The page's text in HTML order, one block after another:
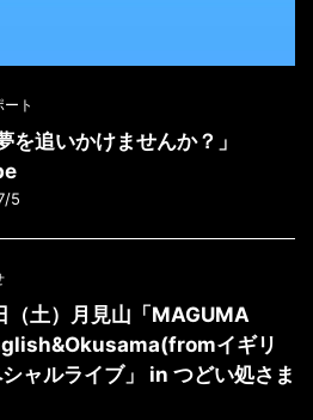
ト
を追いかけませんか？」
5
（土）月見山「MAGUMA
イギリ
ャルライブ」 in つどい処さま